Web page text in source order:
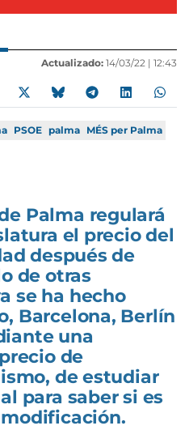
Actualizado: 14/03/22 | 12:43
PSOE palma MÉS per Palma
Palma regulará
el precio del
después de
de otras
se ha hecho
Barcelona, Berlín
una
de
de estudiar
para saber si es